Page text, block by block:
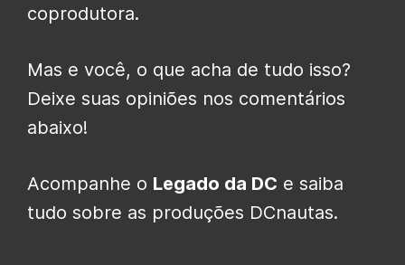
coprodutora.
Mas e você, o que acha de tudo isso?
Deixe suas opiniões nos comentários
abaixo!
Acompanhe o Legado da DC e saiba
tudo sobre as produções DCnautas.